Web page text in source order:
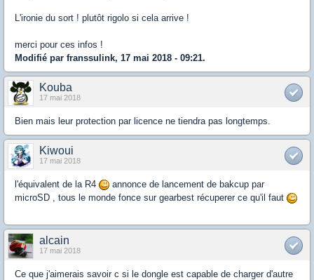
L'ironie du sort ! plutôt rigolo si cela arrive !
merci pour ces infos !
Modifié par franssulink, 17 mai 2018 - 09:21.
Kouba
17 mai 2018
Bien mais leur protection par licence ne tiendra pas longtemps.
Kiwoui
17 mai 2018
l'équivalent de la R4
annonce de lancement de bakcup par
microSD , tous le monde fonce sur gearbest récuperer ce qu'il faut
alcain
17 mai 2018
Ce que j'aimerais savoir c si le dongle est capable de charger d'autre